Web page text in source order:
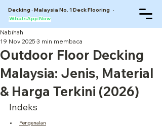
Decking · Malaysia No. 1 Deck Flooring ·
WhatsApp Now
Outdoor Floor Decking
Malaysia: Jenis, Material
& Harga Terkini (2026)
Nabihah
19 Nov 2025 3 min membaca
Indeks
Pengenalan